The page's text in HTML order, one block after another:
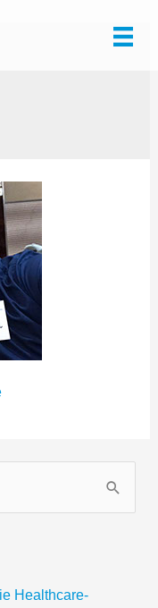
Healthcare-